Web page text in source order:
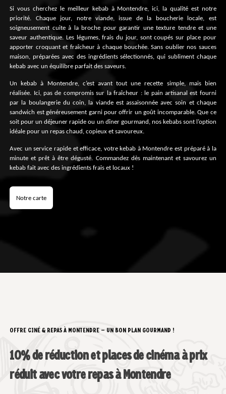
Si vous cherchez le meilleur kebab à Montendre, ici, la qualité est notre
priorité. Chaque jour, notre viande, issue de la boucherie locale, est
soigneusement cuite à la broche pour garantir une texture tendre et une
saveur authentique. Les légumes, frais du jour, sont coupés sur place pour
apporter croquant et fraîcheur à chaque bouchée. Sans oublier nos sauces
maison, préparées avec des ingrédients sélectionnés, qui subliment chaque
kebab avec un équilibre parfait des saveurs.
Un kebab à Montendre, c’est avant tout une recette simple, mais bien
réalisée. Ici, pas de compromis sur la fraîcheur : le pain artisanal est fourni
par la boulangerie du coin, la viande est assaisonnée avec soin et chaque
sandwich est généreusement garni pour offrir un goût incomparable. Que ce
soit pour un déjeuner rapide ou un dîner gourmand, nos kebabs sont l’option
idéale pour un repas chaud, copieux et savoureux.
Avec un service rapide et efficace, votre kebab à Montendre est préparé à la
minute et prêt à être dégusté. Commandez dès maintenant et savourez un
kebab fait avec des ingrédients frais et locaux !
Notre carte
OFFRE CINÉ & REPAS À MONTENDRE – UN BON PLAN GOURMAND !
10% de réduction et places de cinéma à prix
réduit avec votre repas à Montendre